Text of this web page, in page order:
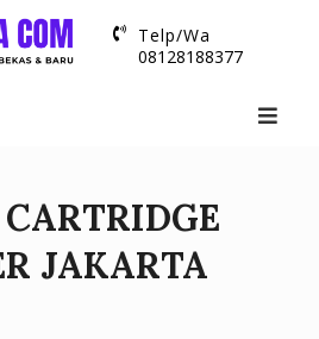
Telp/Wa
08128188377
JAKARTA